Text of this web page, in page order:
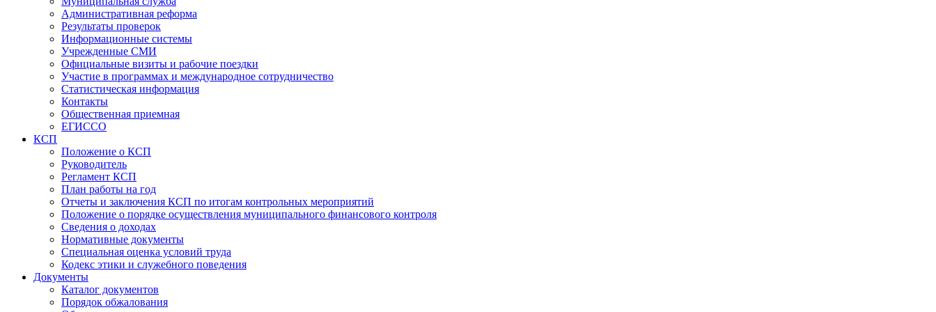
Административная реформа
Результаты проверок
Информационные системы
Учрежденные СМИ
Официальные визиты и рабочие поездки
Участие в программах и международное сотрудничество
Статистическая информация
Контакты
Общественная приемная
ЕГИССО
КСП
Положение о КСП
Руководитель
Регламент КСП
План работы на год
Отчеты и заключения КСП по итогам контрольных мероприятий
Положение о порядке осуществления муниципального финансового контроля
Сведения о доходах
Нормативные документы
Специальная оценка условий труда
Кодекс этики и служебного поведения
Документы
Каталог документов
Порядок обжалования